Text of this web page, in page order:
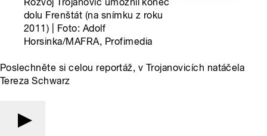
dolu Frenštát (na snímku z roku
2011) | Foto: Adolf
Horsinka/MAFRA, Profimedia
Poslechněte si celou reportáž, v Trojanovicích natáčela
Tereza Schwarz